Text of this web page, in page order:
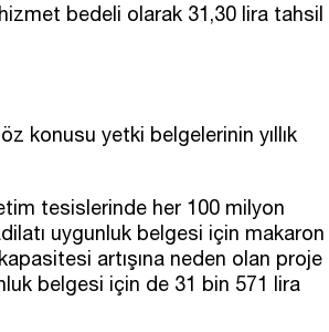
bedeli olarak 31,30 lira tahsil
konusu yetki belgelerinin yıllık
tesislerinde her 100 milyon
uygunluk belgesi için makaron
artışına neden olan proje
belgesi için de 31 bin 571 lira